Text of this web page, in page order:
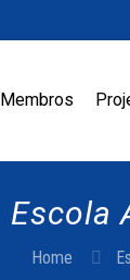
Membros
Escola
Home